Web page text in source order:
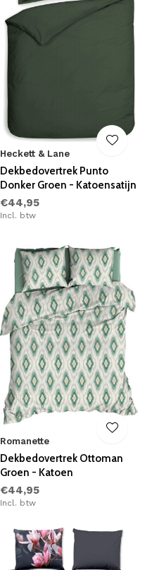
Heckett & Lane
Dekbedovertrek Punto
Donker Groen - Katoensatijn
€44,95
Incl. btw
Romanette
Dekbedovertrek Ottoman
Groen - Katoen
€44,95
Incl. btw